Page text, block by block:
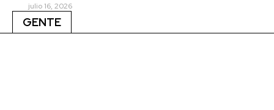
julio 16, 2026
GENTE